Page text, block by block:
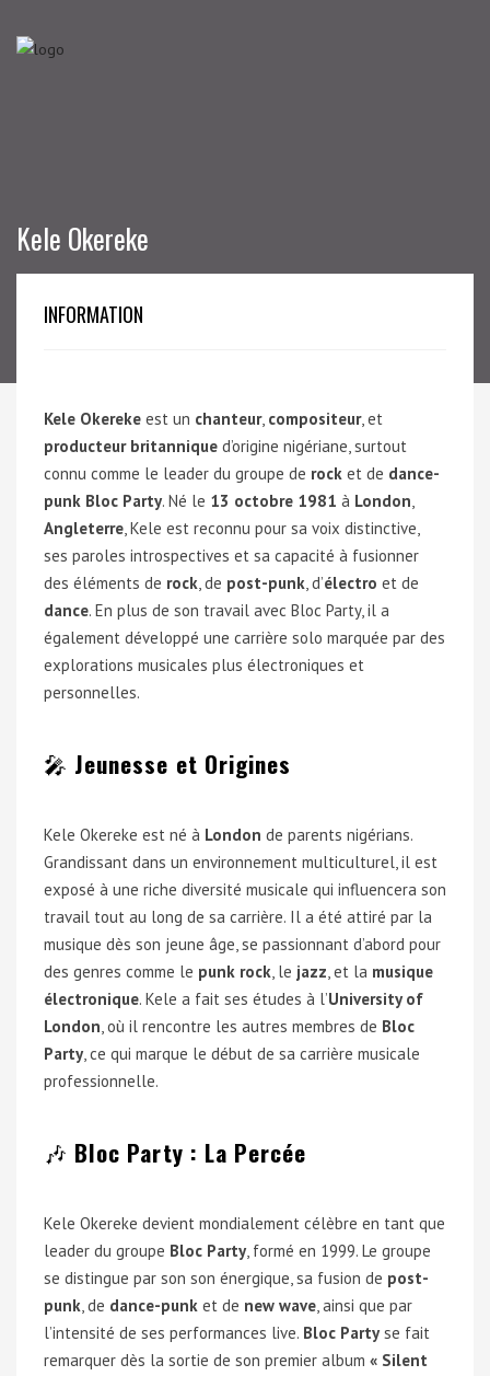
Kele Okereke
INFORMATION
Kele Okereke est un chanteur, compositeur, et
producteur britannique d’origine nigériane, surtout
connu comme le leader du groupe de rock et de dance-
punk Bloc Party. Né le 13 octobre 1981 à London,
Angleterre, Kele est reconnu pour sa voix distinctive,
ses paroles introspectives et sa capacité à fusionner
des éléments de rock, de post-punk, d’électro et de
dance. En plus de son travail avec Bloc Party, il a
également développé une carrière solo marquée par des
explorations musicales plus électroniques et
personnelles.
🎤 Jeunesse et Origines
Kele Okereke est né à London de parents nigérians.
Grandissant dans un environnement multiculturel, il est
exposé à une riche diversité musicale qui influencera son
travail tout au long de sa carrière. Il a été attiré par la
musique dès son jeune âge, se passionnant d’abord pour
des genres comme le punk rock, le jazz, et la musique
électronique. Kele a fait ses études à l’University of
London, où il rencontre les autres membres de Bloc
Party, ce qui marque le début de sa carrière musicale
professionnelle.
🎶 Bloc Party : La Percée
Kele Okereke devient mondialement célèbre en tant que
leader du groupe Bloc Party, formé en 1999. Le groupe
se distingue par son son énergique, sa fusion de post-
punk, de dance-punk et de new wave, ainsi que par
l’intensité de ses performances live. Bloc Partyse fait
remarquer dès la sortie de son premier album « Silent